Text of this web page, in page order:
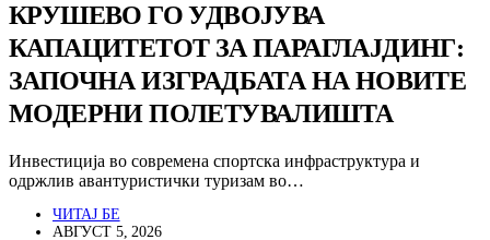
КРУШЕВО ГО УДВОЈУВА
КАПАЦИТЕТОТ ЗА ПАРАГЛАЈДИНГ:
ЗАПОЧНА ИЗГРАДБАТА НА НОВИТЕ
МОДЕРНИ ПОЛЕТУВАЛИШТА
Инвестиција во современа спортска инфраструктура и
одржлив авантуристички туризам во…
ЧИТАЈ БЕ
АВГУСТ 5, 2026